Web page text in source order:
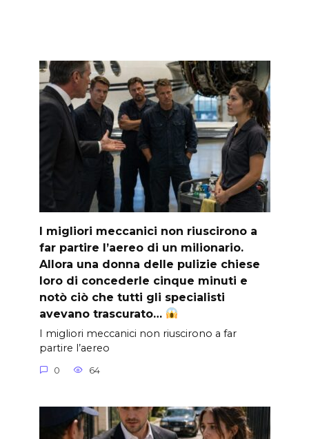
I migliori meccanici non riuscirono a
far partire l’aereo di un milionario.
Allora una donna delle pulizie chiese
loro di concederle cinque minuti e
notò ciò che tutti gli specialisti
avevano trascurato…
I migliori meccanici non riuscirono a far
partire l’aereo
0 64